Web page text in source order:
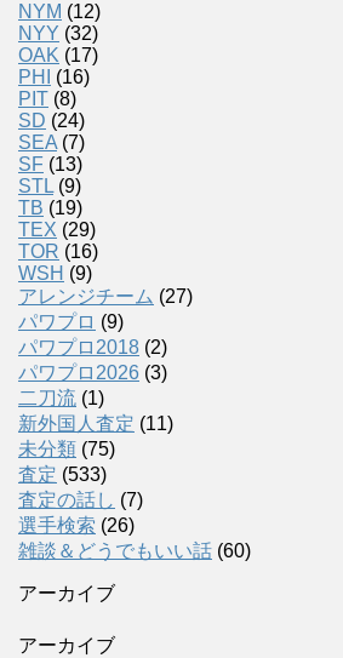
NYM (12)
NYY (32)
OAK (17)
PHI
(16)
PIT (8)
SD (24)
SEA (7)
SF (13)
STL (9)
TB (19)
TEX (29)
TOR (16)
WSH (9)
アレンジチーム (27)
パワプロ (9)
パワプロ2018 (2)
パワプロ2026 (3)
二刀流 (1)
新外国人査定 (11)
未分類 (75)
査定 (533)
査定の話し (7)
選手検索 (26)
雑談＆どうでもいい話 (60)
アーカイブ
アーカイブ